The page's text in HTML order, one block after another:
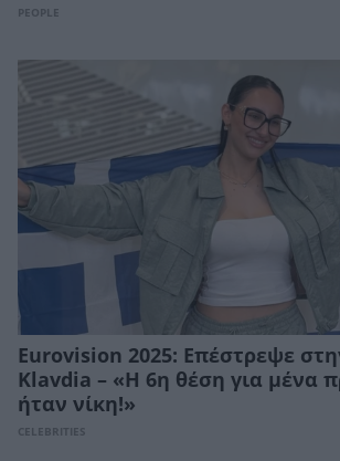
PEOPLE
Eurovision 2025: Επέστρεψε
Klavdia – «Η 6η θέση για μένα
ήταν νίκη!»
CELEBRITIES